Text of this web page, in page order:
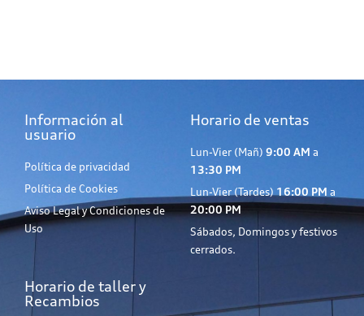
Información al
usuario
Política de privacidad
Política de Cookies
Aviso Legal y Condiciones de
Uso
Horario de ventas
Lun-Vier (Mañ) 9:00 AM a
13:30 PM
Lun-Vier (Tardes) 16:00 PM a
20:00 PM
Sábados, Domingos y festivos
cerrados.
Horario de taller y
Recambios